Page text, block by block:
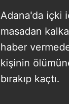
Adana'da içki
masadan
haber
kişinin
bırakıp kaçtı.